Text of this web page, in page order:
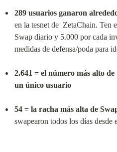
289 usuarios ganaron
en la tesnet de  ZetaChain. Ten
Swap diario y 5.000 por cada
medidas de defensa/poda para
2.641 = el número más alto
un único usuario
54 = la racha más alta de
swapearon todos los días desde